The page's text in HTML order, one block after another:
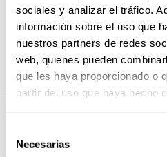
sociales y analizar el tráfico.
información sobre el uso que
nuestros partners de redes
web, quienes pueden
que les haya proporcionado o
partir del uso que haya hecho
Necesarias
We had an amazing sailing
competent skipper, teacher,
hang out with. We were all
practical exam of the SKS/
of the week.<br>Thanks Alex
Mehr anzeigen
Fragen und